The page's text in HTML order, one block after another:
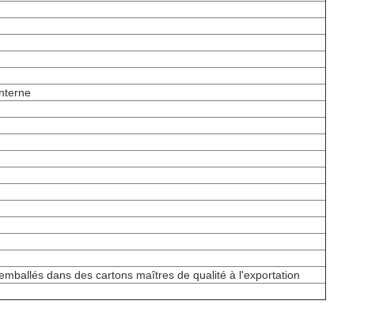
dans des cartons maîtres de qualité à l'exportation